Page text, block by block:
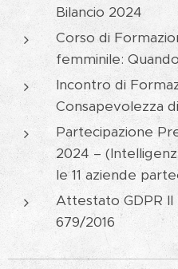
Bilancio 2024
Corso di
femminile:
Incontro di
Consapevolezza
Partecipazione
2024 –
le 11 aziende
Attestato GDPR
679/2016